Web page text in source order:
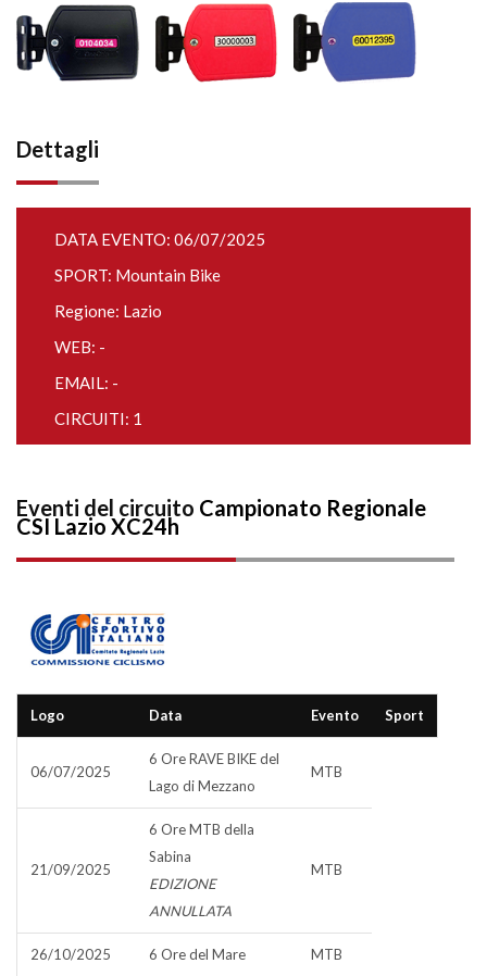
Dettagli
DATA EVENTO: 06/07/2025
SPORT: Mountain Bike
Regione: Lazio
WEB: -
EMAIL: -
CIRCUITI: 1
Eventi del circuito Campionato Regionale
CSI Lazio XC24h
Logo Data Evento Sport
06/07/2025
6 Ore RAVE BIKE del
Lago di Mezzano
MTB
21/09/2025
6 Ore MTB della
Sabina
EDIZIONE
ANNULLATA
MTB
26/10/2025 6 Ore del Mare MTB